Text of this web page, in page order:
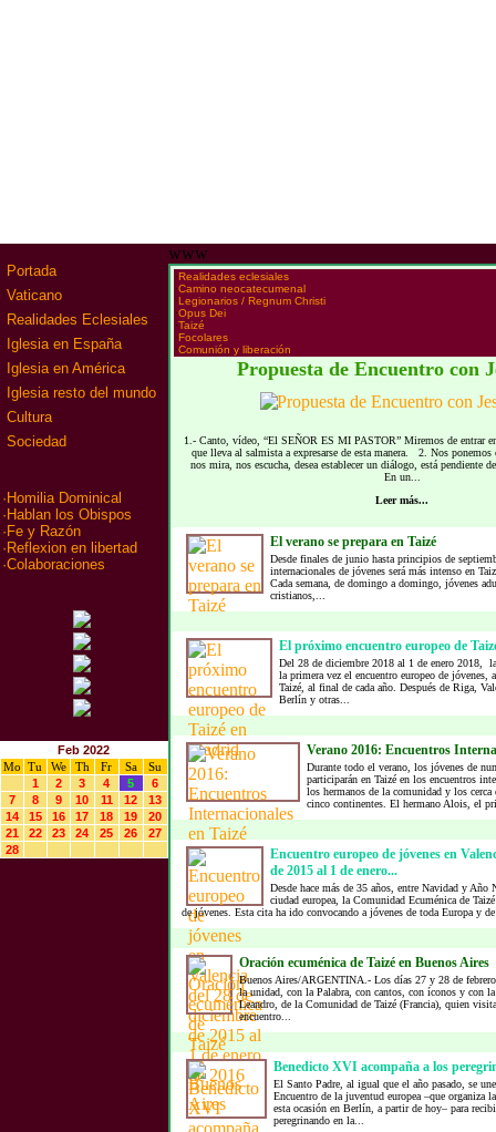
Portada
Vaticano
Realidades Eclesiales
Iglesia en España
Iglesia en América
Iglesia resto del mundo
Cultura
Sociedad
· Homilia Dominical
· Hablan los Obispos
· Fe y Razón
· Reflexion en libertad
·Colaboraciones
Feb 2022
Mo
Tu We Th Fr Sa
Su
1
2 3 4 5
6
7
8 9 10 11 12
13
14
15 16 17 18 19
20
21
22 23 24 25 26
27
28
www
·Realidades eclesiales
·Camino neocatecumenal
·Legionarios / Regnum Christi
·Opus Dei
·Taizé
·Focolares
·Comunión y liberación
Propuesta de Encuentro con
1.- Canto, vídeo, “El SEÑOR ES MI PASTOR” Miremos de entrar
que lleva al salmista a expresarse de esta manera. 2. Nos
nos mira, nos escucha, desea establecer un diálogo, está pendiente
En un...
Leer más...
El verano se prepara en Taizé
Desde finales de junio hasta principios de
internacionales de jóvenes será más intenso en
Cada semana, de domingo a domingo, jóvenes
cristianos,...
El próximo encuentro europeo de
Del 28 de diciembre 2018 al 1 de enero 2018,
la primera vez el encuentro europeo de jóvenes,
Taizé, al final de cada año. Después de Riga,
Berlín y otras...
Verano 2016: Encuentros
Durante todo el verano, los jóvenes de
participarán en Taizé en los encuentros
los hermanos de la comunidad y los
cinco continentes. El hermano Alois, el
Encuentro europeo de jóvenes en
de 2015 al 1 de enero...
Desde hace más de 35 años, entre Navidad y Año
ciudad europea, la Comunidad Ecuménica de
de jóvenes. Esta cita ha ido convocando a jóvenes de toda Europa y
Oración ecuménica de Taizé en Buenos Aires
Buenos Aires/ARGENTINA.- Los días 27 y 28 de febrero
la unidad, con la Palabra, con cantos, con íconos y con la
Leandro, de la Comunidad de Taizé (Francia), quien
encuentro...
Benedicto XVI acompaña a los
El Santo Padre, al igual que el año pasado, se
Encuentro de la juventud europea –que organiza
esta ocasión en Berlín, a partir de hoy– para
peregrinando en la...